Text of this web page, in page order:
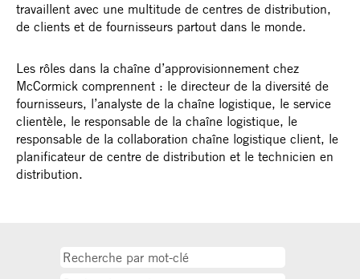
travaillent avec une multitude de centres de distribution,
de clients et de fournisseurs partout dans le monde.
Les rôles dans la chaîne d’approvisionnement chez
McCormick comprennent : le directeur de la diversité de
fournisseurs, l’analyste de la chaîne logistique, le service
clientèle, le responsable de la chaîne logistique, le
responsable de la collaboration chaîne logistique client, le
planificateur de centre de distribution et le technicien en
distribution.